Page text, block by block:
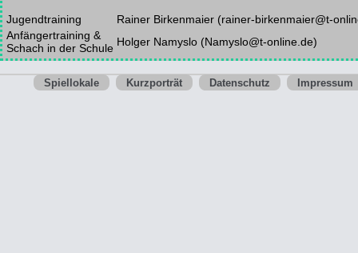
Jugendtraining
Rainer Birkenmaier (rainer-birkenmaier@t-
Anfängertraining &
Schach in der Schule Holger Namyslo (Namyslo@t-online.de)
Spiellokale Kurzporträt Datenschutz Impressum